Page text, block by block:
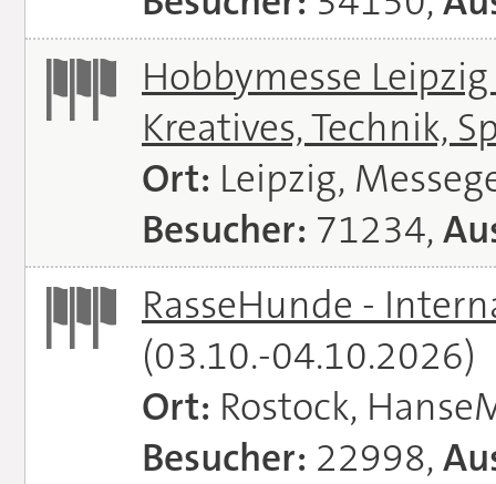
Hobbymesse
Kreatives, Technik,
Ort: Leipzig,
Besucher: 71234,
RasseHunde -
(03.10.-04.10.2026)
Ort: Rostock,
Besucher: 22998,